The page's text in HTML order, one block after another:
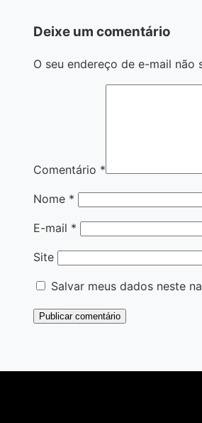
Deixe um comentário
O seu endereço de e-mail não
Comentário *
Nome *
E-mail *
Site
Salvar meus dados neste